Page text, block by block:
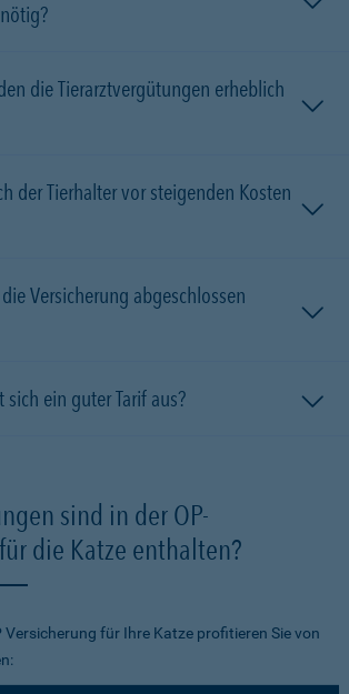
die Tierarztvergütungen erheblich
der Tierhalter vor steigenden Kosten
Versicherung abgeschlossen
sich ein guter Tarif aus?
sind in der OP-
die Katze enthalten?
Versicherung für Ihre Katze profitieren Sie von